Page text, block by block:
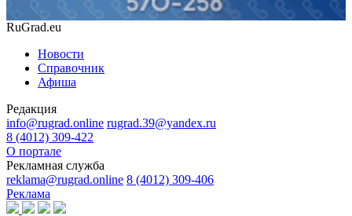
RuGrad.eu
Новости
Справочник
Афиша
Редакция
info@rugrad.online rugrad.39@yandex.ru
8 (4012) 309-422
О портале
Рекламная служба
reklama@rugrad.online 8 (4012) 309-406
Реклама